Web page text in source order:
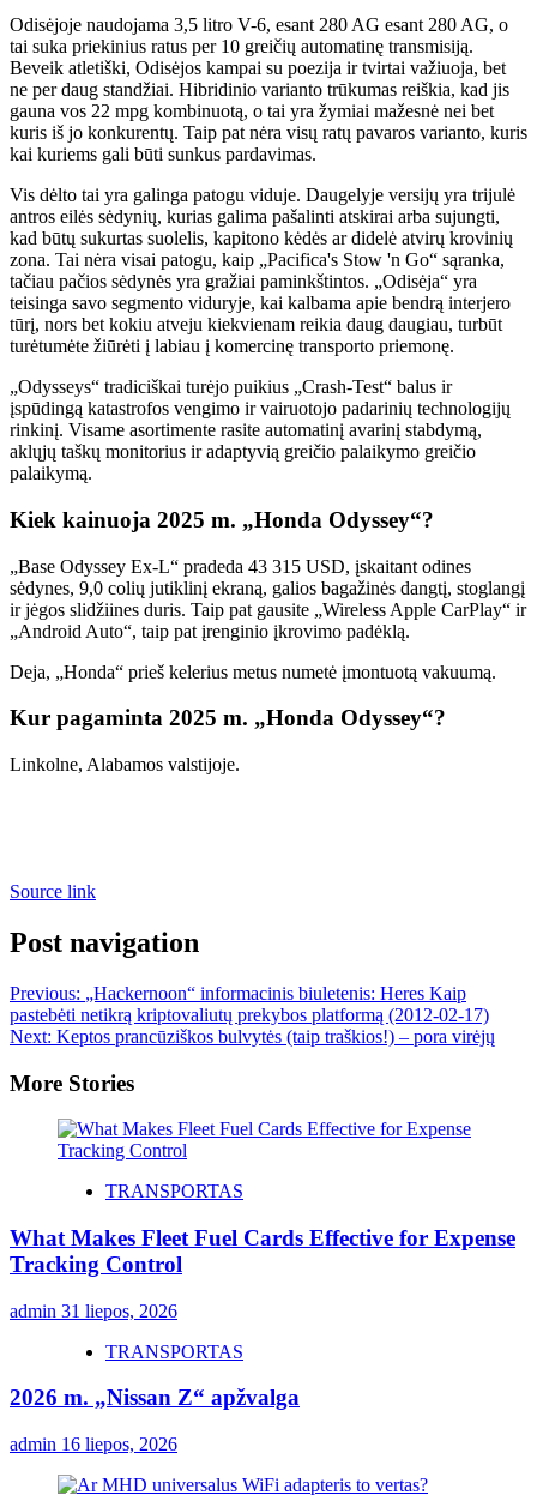
Odisėjoje naudojama 3,5 litro V-6, esant 280 AG esant 280 AG, o
tai suka priekinius ratus per 10 greičių automatinę transmisiją.
Beveik atletiški, Odisėjos kampai su poezija ir tvirtai važiuoja, bet
ne per daug standžiai. Hibridinio varianto trūkumas reiškia, kad jis
gauna vos 22 mpg kombinuotą, o tai yra žymiai mažesnė nei bet
kuris iš jo konkurentų. Taip pat nėra visų ratų pavaros varianto, kuris
kai kuriems gali būti sunkus pardavimas.
Vis dėlto tai yra galinga patogu viduje. Daugelyje versijų yra trijulė
antros eilės sėdynių, kurias galima pašalinti atskirai arba sujungti,
kad būtų sukurtas suolelis, kapitono kėdės ar didelė atvirų krovinių
zona. Tai nėra visai patogu, kaip „Pacifica's Stow 'n Go“ sąranka,
tačiau pačios sėdynės yra gražiai paminkštintos. „Odisėja“ yra
teisinga savo segmento viduryje, kai kalbama apie bendrą interjero
tūrį, nors bet kokiu atveju kiekvienam reikia daug daugiau, turbūt
turėtumėte žiūrėti į labiau į komercinę transporto priemonę.
„Odysseys“ tradiciškai turėjo puikius „Crash-Test“ balus ir
įspūdingą katastrofos vengimo ir vairuotojo padarinių technologijų
rinkinį. Visame asortimente rasite automatinį avarinį stabdymą,
aklųjų taškų monitorius ir adaptyvią greičio palaikymo greičio
palaikymą.
Kiek kainuoja 2025 m. „Honda Odyssey“?
„Base Odyssey Ex-L“ pradeda 43 315 USD, įskaitant odines
sėdynes, 9,0 colių jutiklinį ekraną, galios bagažinės dangtį, stoglangį
ir jėgos slidžiines duris. Taip pat gausite „Wireless Apple CarPlay“ ir
„Android Auto“, taip pat įrenginio įkrovimo padėklą.
Deja, „Honda“ prieš kelerius metus numetė įmontuotą vakuumą.
Kur pagaminta 2025 m. „Honda Odyssey“?
Linkolne, Alabamos valstijoje.
Source link
Post navigation
Previous: „Hackernoon“ informacinis biuletenis: Heres Kaip
pastebėti netikrą kriptovaliutų prekybos platformą (2012-02-17)
Next: Keptos prancūziškos bulvytės (taip traškios!) – pora virėjų
More Stories
TRANSPORTAS
What Makes Fleet Fuel Cards Effective for Expense
Tracking Control
admin 31 liepos, 2026
TRANSPORTAS
2026 m. „Nissan Z“ apžvalga
admin 16 liepos, 2026